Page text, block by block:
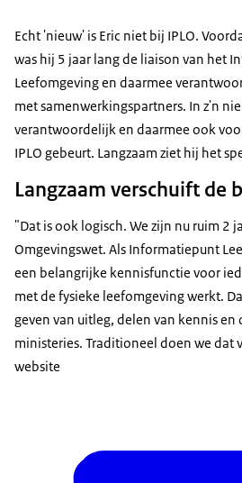
Echt 'nieuw' is Eric niet bij IPLO.
was hij 5 jaar lang de liaison van het
Leefomgeving en daarmee
met samenwerkingspartners. In z'n
verantwoordelijk en daarmee ook
IPLO gebeurt. Langzaam ziet hij het
Langzaam verschuift de
"Dat is ook logisch. We zijn nu ruim 2
Omgevingswet. Als Informatiepunt
een belangrijke kennisfunctie voor
met de fysieke leefomgeving werkt.
geven van uitleg, delen van kennis en
ministeries. Traditioneel doen we dat
website